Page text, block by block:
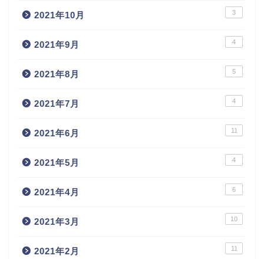
2021年10月 3
2021年9月 4
2021年8月 5
2021年7月 4
2021年6月 11
2021年5月 4
2021年4月 6
2021年3月 10
2021年2月 11